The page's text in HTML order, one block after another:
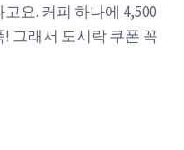
요. 커피 하나에 4,500
그래서 도시락 쿠폰 꼭